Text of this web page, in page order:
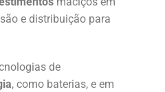
e distribuição para
de
, como baterias, e em